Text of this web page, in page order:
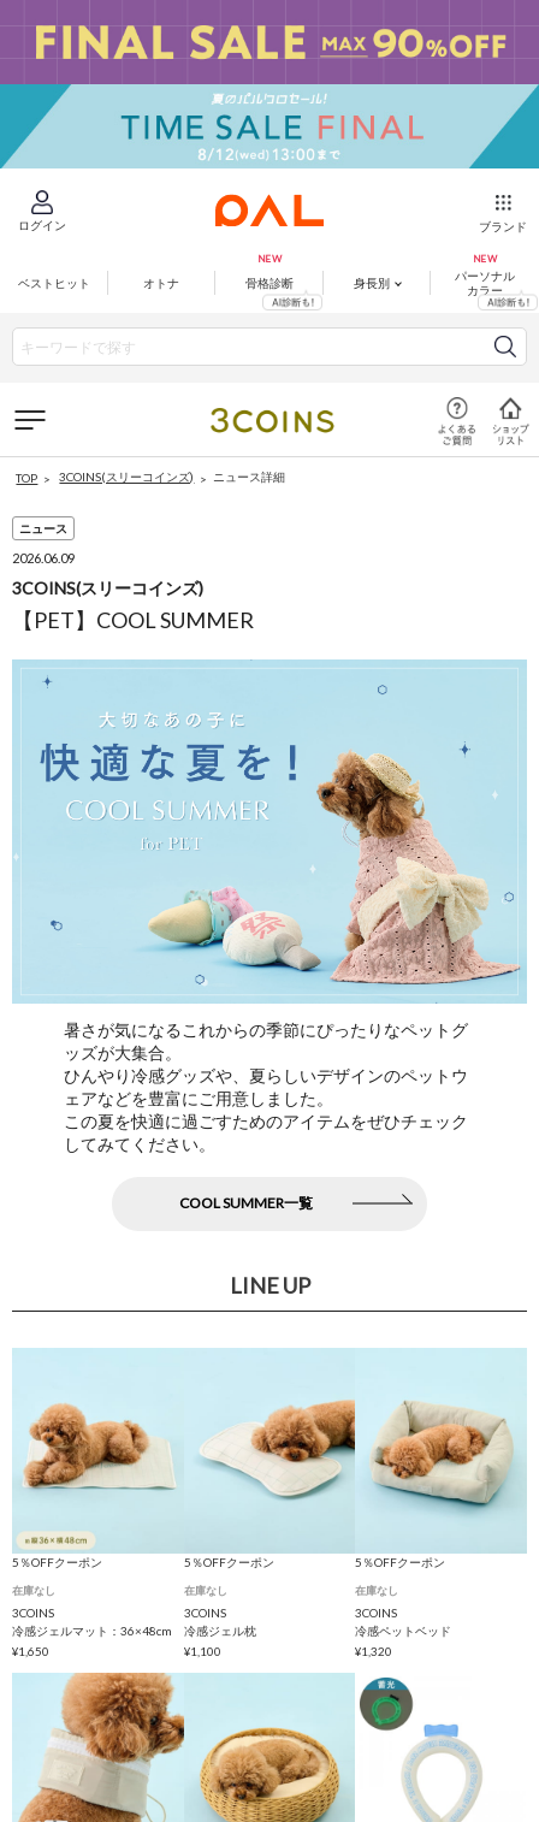
ログイン ブランド
ベストヒット オトナ 骨格診断 身長別
パーソナル
カラー
TOP 3COINS(スリーコインズ) ニュース詳細
ニュース
2026.06.09
3COINS(スリーコインズ)
【PET】COOL SUMMER
暑さが気になるこれからの季節にぴったりなペットグ
ッズが大集合。
ひんやり冷感グッズや、夏らしいデザインのペットウ
ェアなどを豊富にご用意しました。
この夏を快適に過ごすためのアイテムをぜひチェック
してみてください。
COOL SUMMER一覧
LINE UP
5％OFFクーポン
在庫なし
3COINS
冷感ジェルマット：36×48cm
¥1,650
5％OFFクーポン
在庫なし
3COINS
冷感ジェル枕
¥1,100
5％OFFクーポン
在庫なし
3COINS
冷感ペットベッド
¥1,320